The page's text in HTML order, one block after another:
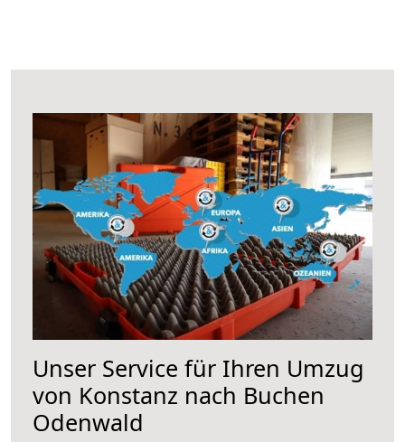
Unser Service für Ihren Umzug
von Konstanz nach Buchen
Odenwald